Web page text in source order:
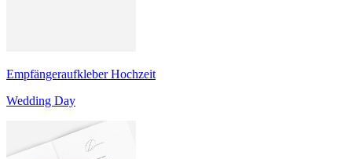
Empfängeraufkleber Hochzeit
Wedding Day